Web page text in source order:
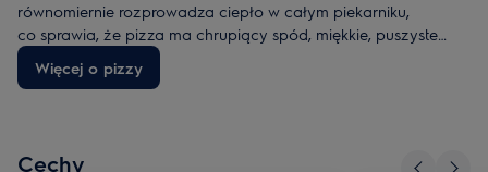
równomiernie rozprowadza ciepło w całym piekarniku,
co sprawia, że pizza ma chrupiący spód, miękkie, puszyste
brzegi i ser, który rozpływa się w ustach.
Więcej o pizzy
Cechy